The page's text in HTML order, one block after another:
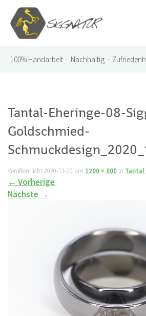
100% Handarbeit · Nachhaltig ·
Tantal-Eheringe-08-
Goldschmied-
Veröffentlicht2020-11-20 am 1200 × 800 in Tantal
← Vorherige
Nächste →